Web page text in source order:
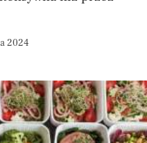
2024